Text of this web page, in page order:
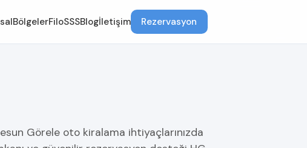
BölgelerFiloSSSBlogİletişim Rezervasyon
Görele oto kiralama ihtiyaçlarınızda